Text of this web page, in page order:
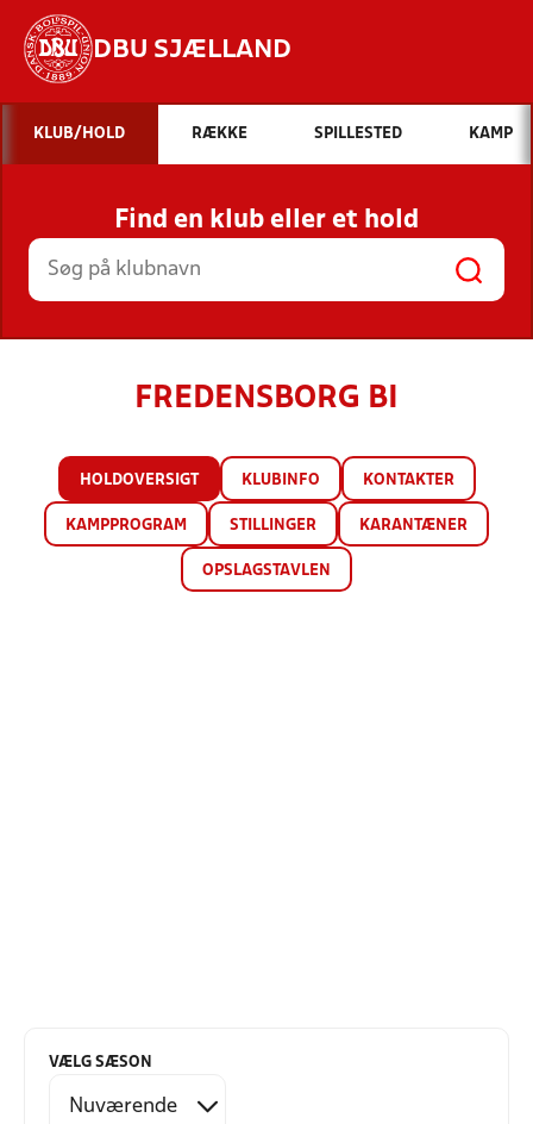
DBU SJÆLLAND
Hvad vil du søge efter?
INDHOLD OG NYHEDER
STILLINGER, RESULTATER, KLUBBER OG
HOLD
KLUB/HOLD RÆKKE SPILLESTED KAMP
Find en klub eller et hold
FREDENSBORG BI
HOLDOVERSIGT KLUBINFO KONTAKTER
KAMPPROGRAM STILLINGER KARANTÆNER
OPSLAGSTAVLEN
VÆLG SÆSON